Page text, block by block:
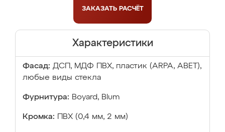
ЗАКАЗАТЬ РАСЧЁТ
Характеристики
Фасад: ДСП, МДФ ПВХ, пластик (ARPA, ABET),
любые виды стекла
Фурнитура: Boyard, Blum
Кромка: ПВХ (0,4 мм, 2 мм)